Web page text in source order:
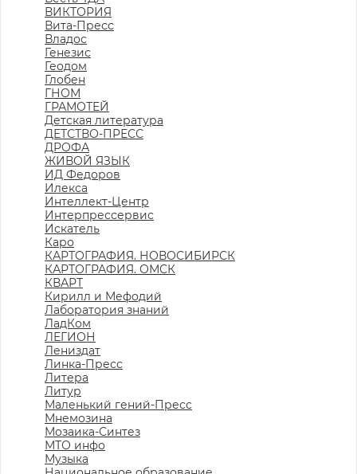
ВИКТОРИЯ
Вита-Пресс
Владос
Генезис
Геодом
Глобен
ГНОМ
ГРАМОТЕЙ
Детская литература
ДЕТСТВО-ПРЕСС
ДРОФА
ЖИВОЙ ЯЗЫК
ИД Федоров
Илекса
Интеллект-Центр
Интерпрессервис
Искатель
Каро
КАРТОГРАФИЯ. НОВОСИБИРСК
КАРТОГРАФИЯ. ОМСК
КВАРТ
Кирилл и Мефодий
Лаборатория знаний
ЛадКом
ЛЕГИОН
Лениздат
Линка-Пресс
Литера
Литур
Маленький гений-Пресс
Мнемозина
Мозаика-Синтез
МТО инфо
Музыка